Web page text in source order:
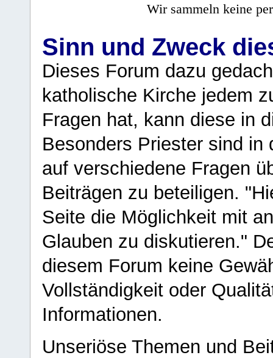
Wir sammeln keine
Sinn und Zweck
Dieses Forum dazu
katholische Kirche jedem
Fragen hat, kann diese in
Besonders Priester sind in
auf verschiedene Fragen
Beiträgen zu beteiligen.
Seite die Möglichkeit mit
Glauben zu diskutieren."
diesem Forum keine
Vollständigkeit oder
Informationen.
Unseriöse Themen und